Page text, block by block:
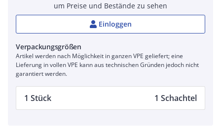
um Preise und Bestände zu sehen
Einloggen
Verpackungsgrößen
Artikel werden nach Möglichkeit in ganzen VPE geliefert; eine
Lieferung in vollen VPE kann aus technischen Gründen jedoch nicht
garantiert werden.
1 Stück 1 Schachtel